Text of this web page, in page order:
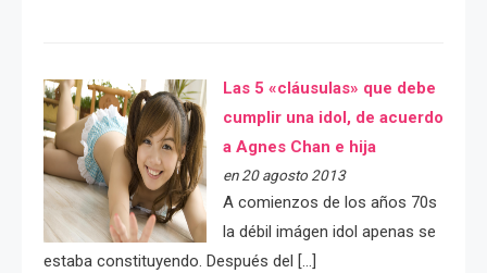
Las 5 «cláusulas» que debe
cumplir una idol, de acuerdo
a Agnes Chan e hija
en 20 agosto 2013
A comienzos de los años 70s
la débil imágen idol apenas se
estaba constituyendo. Después del […]